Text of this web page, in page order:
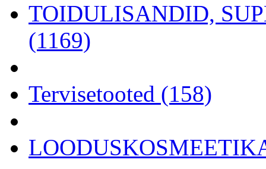
TOIDULISANDID,
(1169)
Tervisetooted (158)